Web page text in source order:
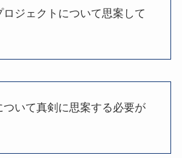
ジェクトについて思案して
ついて真剣に思案する必要が